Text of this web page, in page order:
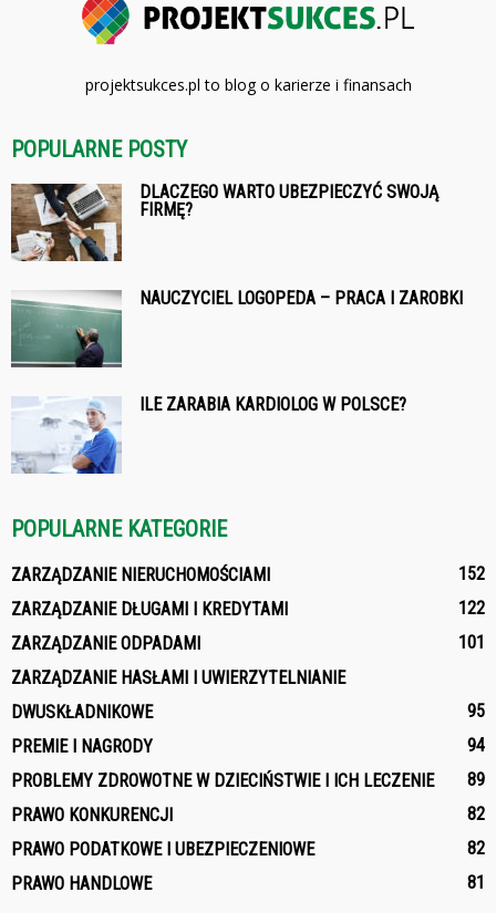
projektsukces.pl to blog o karierze i finansach
POPULARNE POSTY
DLACZEGO WARTO UBEZPIECZYĆ SWOJĄ
FIRMĘ?
NAUCZYCIEL LOGOPEDA – PRACA I ZAROBKI
ILE ZARABIA KARDIOLOG W POLSCE?
POPULARNE KATEGORIE
ZARZĄDZANIE NIERUCHOMOŚCIAMI
152
ZARZĄDZANIE DŁUGAMI I KREDYTAMI
122
ZARZĄDZANIE ODPADAMI
101
ZARZĄDZANIE HASŁAMI I UWIERZYTELNIANIE
DWUSKŁADNIKOWE
95
PREMIE I NAGRODY
94
PROBLEMY ZDROWOTNE W DZIECIŃSTWIE I ICH LECZENIE
89
PRAWO KONKURENCJI
82
PRAWO PODATKOWE I UBEZPIECZENIOWE
82
PRAWO HANDLOWE
81